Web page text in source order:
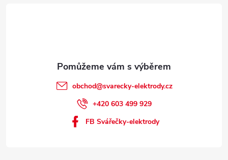
obchod@svarecky-elektrody.cz
+420 603 499 929
FB Svářečky-elektrody